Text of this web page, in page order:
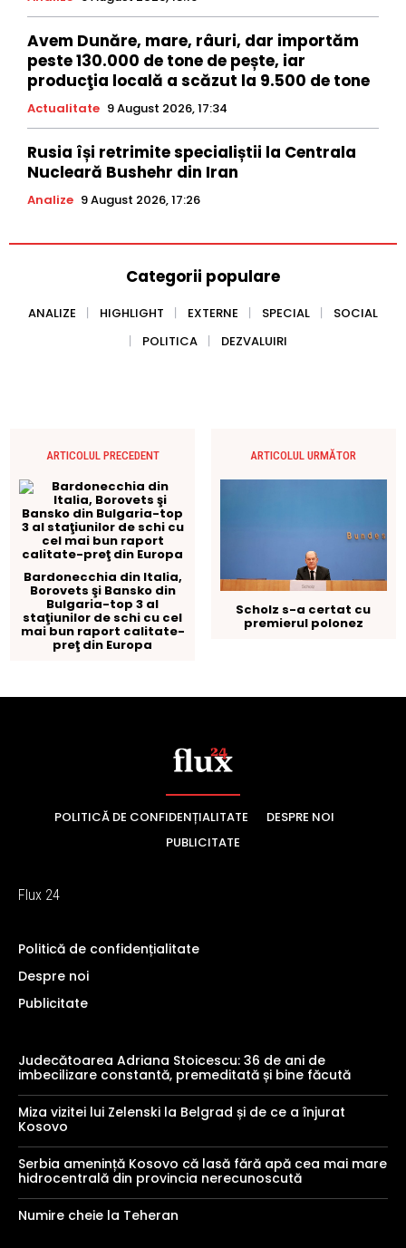
POLITICĂ DE CONFIDENȚIALITATE
DESPRE NOI
PUBLICITATE
Flux 24
Politică de confidențialitate
Despre noi
Publicitate
Judecătoarea Adriana Stoicescu: 36 de ani de
imbecilizare constantă, premeditată și bine făcută
Miza vizitei lui Zelenski la Belgrad și de ce a înjurat
Kosovo
Serbia amenință Kosovo că lasă fără apă cea mai mare
hidrocentrală din provincia nerecunoscută
Numire cheie la Teheran